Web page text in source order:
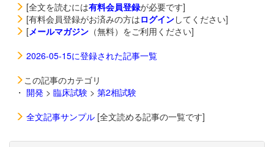
[全文を読むには有料会員登録が必要です]
[有料会員登録がお済みの方はログインしてください]
[メールマガジン （無料）をご利用ください]
2026-05-15に登録された記事一覧
この記事のカテゴリ
・ 開発 > 臨床試験 > 第2相試験
全文記事サンプル [全文読める記事の一覧です]